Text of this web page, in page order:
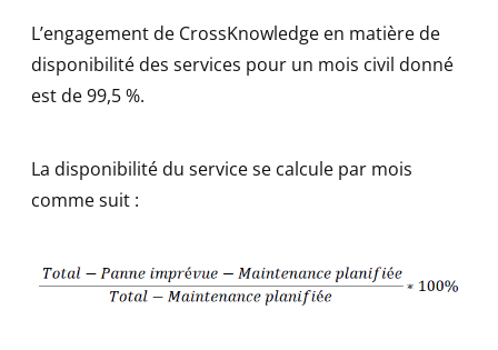
L’engagement de CrossKnowledge en matière de
disponibilité des services pour un mois civil donné
est de 99,5 %.
La disponibilité du service se calcule par mois
comme suit :